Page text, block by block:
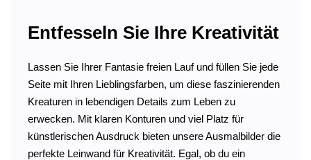
Entfesseln Sie Ihre Kreativität
Lassen Sie Ihrer Fantasie freien Lauf und füllen Sie jede
Seite mit Ihren Lieblingsfarben, um diese faszinierenden
Kreaturen in lebendigen Details zum Leben zu
erwecken. Mit klaren Konturen und viel Platz für
künstlerischen Ausdruck bieten unsere Ausmalbilder die
perfekte Leinwand für Kreativität. Egal, ob du ein